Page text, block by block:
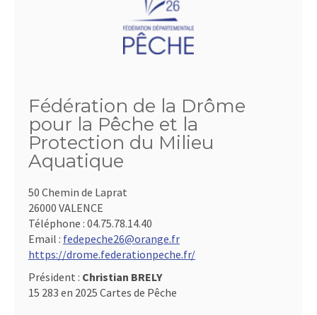
Fédération de la Drôme
pour la Pêche et la
Protection du Milieu
Aquatique
50 Chemin de Laprat
26000 VALENCE
Téléphone : 04.75.78.14.40
Email : fedepeche26@orange.fr
https://drome.federationpeche.fr/
Président : Christian BRELY
15 283 en 2025 Cartes de Pêche